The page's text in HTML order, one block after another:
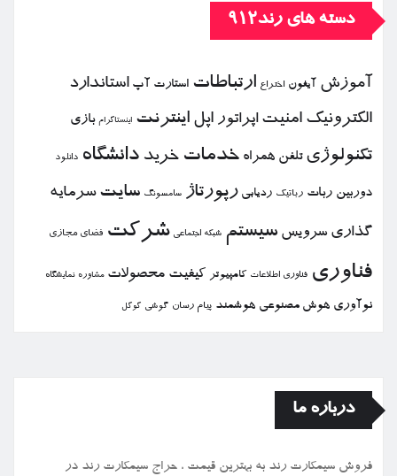
دسته های رند912
آموزش آیفون اختراع ارتباطات استارت آپ استاندارد
الكترونیك امنیت اپراتور اپل اینترنت اینستاگرام بازی
تكنولوژی تلفن همراه خدمات خرید دانشگاه دانلود
دوربین ربات رباتیك ردیابی رپورتاژ سامسونگ سایت سرمایه
گذاری سرویس سیستم شبكه اجتماعی شركت فضای مجازی
فناوری فناوری اطلاعات كامپیوتر كیفیت محصولات مشاوره نمایشگاه
نوآوری هوش مصنوعی هوشمند پیام رسان گوشی گوگل
درباره ما
فروش سیمكارت رند به بهترین قیمت ، حراج سیمكارت رند در